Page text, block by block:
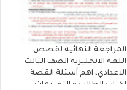
المراجعة النهائية لقصص
اللغة الانجليزية الصف الثالث
الاعدادي، اهم أسئلة القصة
لكتاب الطالب و التقييمات